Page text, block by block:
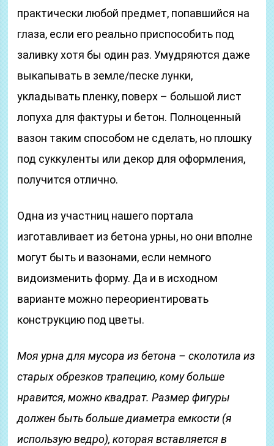
практически любой предмет, попавшийся на
глаза, если его реально приспособить под
заливку хотя бы один раз. Умудряются даже
выкапывать в земле/песке лунки,
укладывать пленку, поверх – большой лист
лопуха для фактуры и бетон. Полноценный
вазон таким способом не сделать, но плошку
под суккуленты или декор для оформления,
получится отлично.
Одна из участниц нашего портала
изготавливает из бетона урны, но они вполне
могут быть и вазонами, если немного
видоизменить форму. Да и в исходном
варианте можно переориентировать
конструкцию под цветы.
Моя урна для мусора из бетона – сколотила из
старых обрезков трапецию, кому больше
нравится, можно квадрат. Размер фигуры
должен быть больше диаметра емкости (я
использую ведро), которая вставляется в